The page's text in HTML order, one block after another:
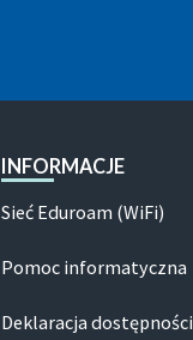
INFORMACJE
Sieć Eduroam (WiFi)
Pomoc informatyczna
Deklaracja dostępności